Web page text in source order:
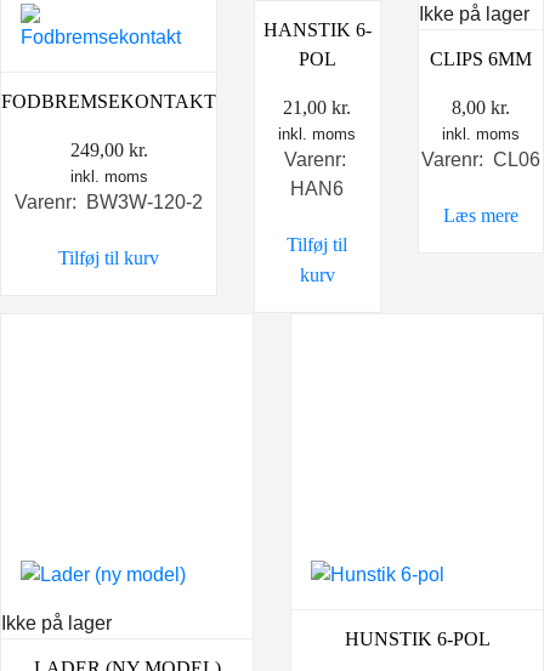
FODBREMSEKONTAKT
249,00 kr.
inkl. moms
Varenr: BW3W-120-2
Tilføj til kurv
HANSTIK 6-
POL
21,00kr.
inkl. moms
Varenr:
HAN6
Tilføj til
kurv
Ikke på lager
CLIPS 6MM
8,00 kr.
inkl. moms
Varenr: CL06
Læs mere
Ikke på lager
HUNSTIK 6-POL